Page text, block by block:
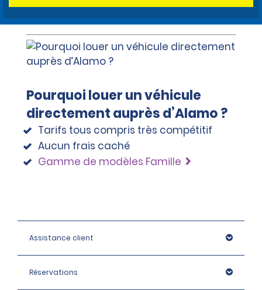
Pourquoi louer un véhicule
directement auprès d’Alamo ?
Tarifs tous compris très compétitif
Aucun frais caché
Gamme de modèles Famille
Assistance client
Réservations